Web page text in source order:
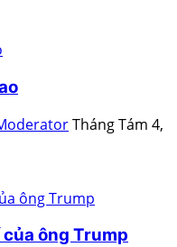
Tháng Tám 4,
ông Trump